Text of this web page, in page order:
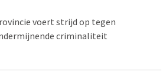
voert strijd op tegen
criminaliteit